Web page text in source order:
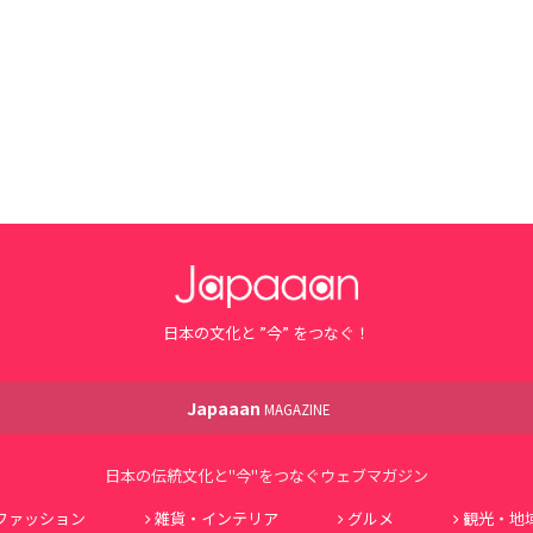
日本の文化と ”今” をつなぐ！
Japaaan MAGAZINE
日本の伝統文化と"今"をつなぐウェブマガジン
ァッション 雑貨・インテリア グルメ 観光・地